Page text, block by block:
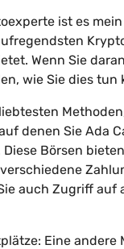
ist es
Wenn Sie
wie Sie dies tun
denen Sie Ada
Diese Börsen
auch Zugriff
Eine